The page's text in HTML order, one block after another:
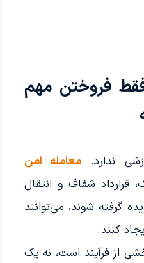
فروختن مهم
ندارد. معامله امن
قرارداد شفاف و انتقال
گرفته شوند، می‌توانند
کنند.
از فرآیند است، نه یک